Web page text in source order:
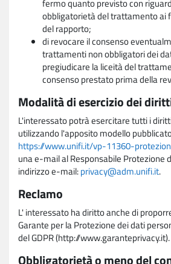
fermo quanto previsto con
obbligatorietà del trattamento ai
del rapporto;
di revocare il consenso
trattamenti non obbligatori dei
pregiudicare la liceità del
consenso prestato prima della
Modalità di esercizio dei
L'interessato potrà esercitare tutti i
utilizzando l'apposito modello
https://www.unifi.it/vp-11360-
una e-mail al Responsabile Protezione
indirizzo e-mail:privacy@adm.unifi.it.
Reclamo
L' interessato ha diritto anche di
Garante per la Protezione dei dati
del GDPR (http://www.garanteprivacy.it).
Obbligatorietà o meno del